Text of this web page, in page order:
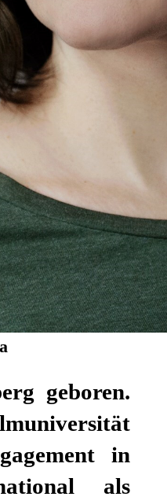
geboren.
in
als